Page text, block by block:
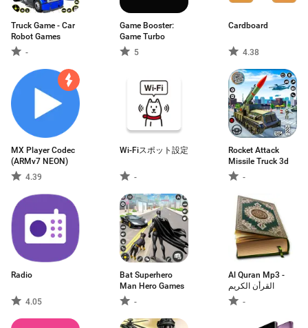
Truck Game - Car
Robot Games
-
Game Booster:
Game Turbo
5
Cardboard
4.38
MX Player Codec
(ARMv7 NEON)
4.39
Wi-Fiスポット設定
-
Rocket Attack
Missile Truck 3d
-
Radio
4.05
Bat Superhero
Man Hero Games
-
Al Quran Mp3 -
القرأن الكريم
-